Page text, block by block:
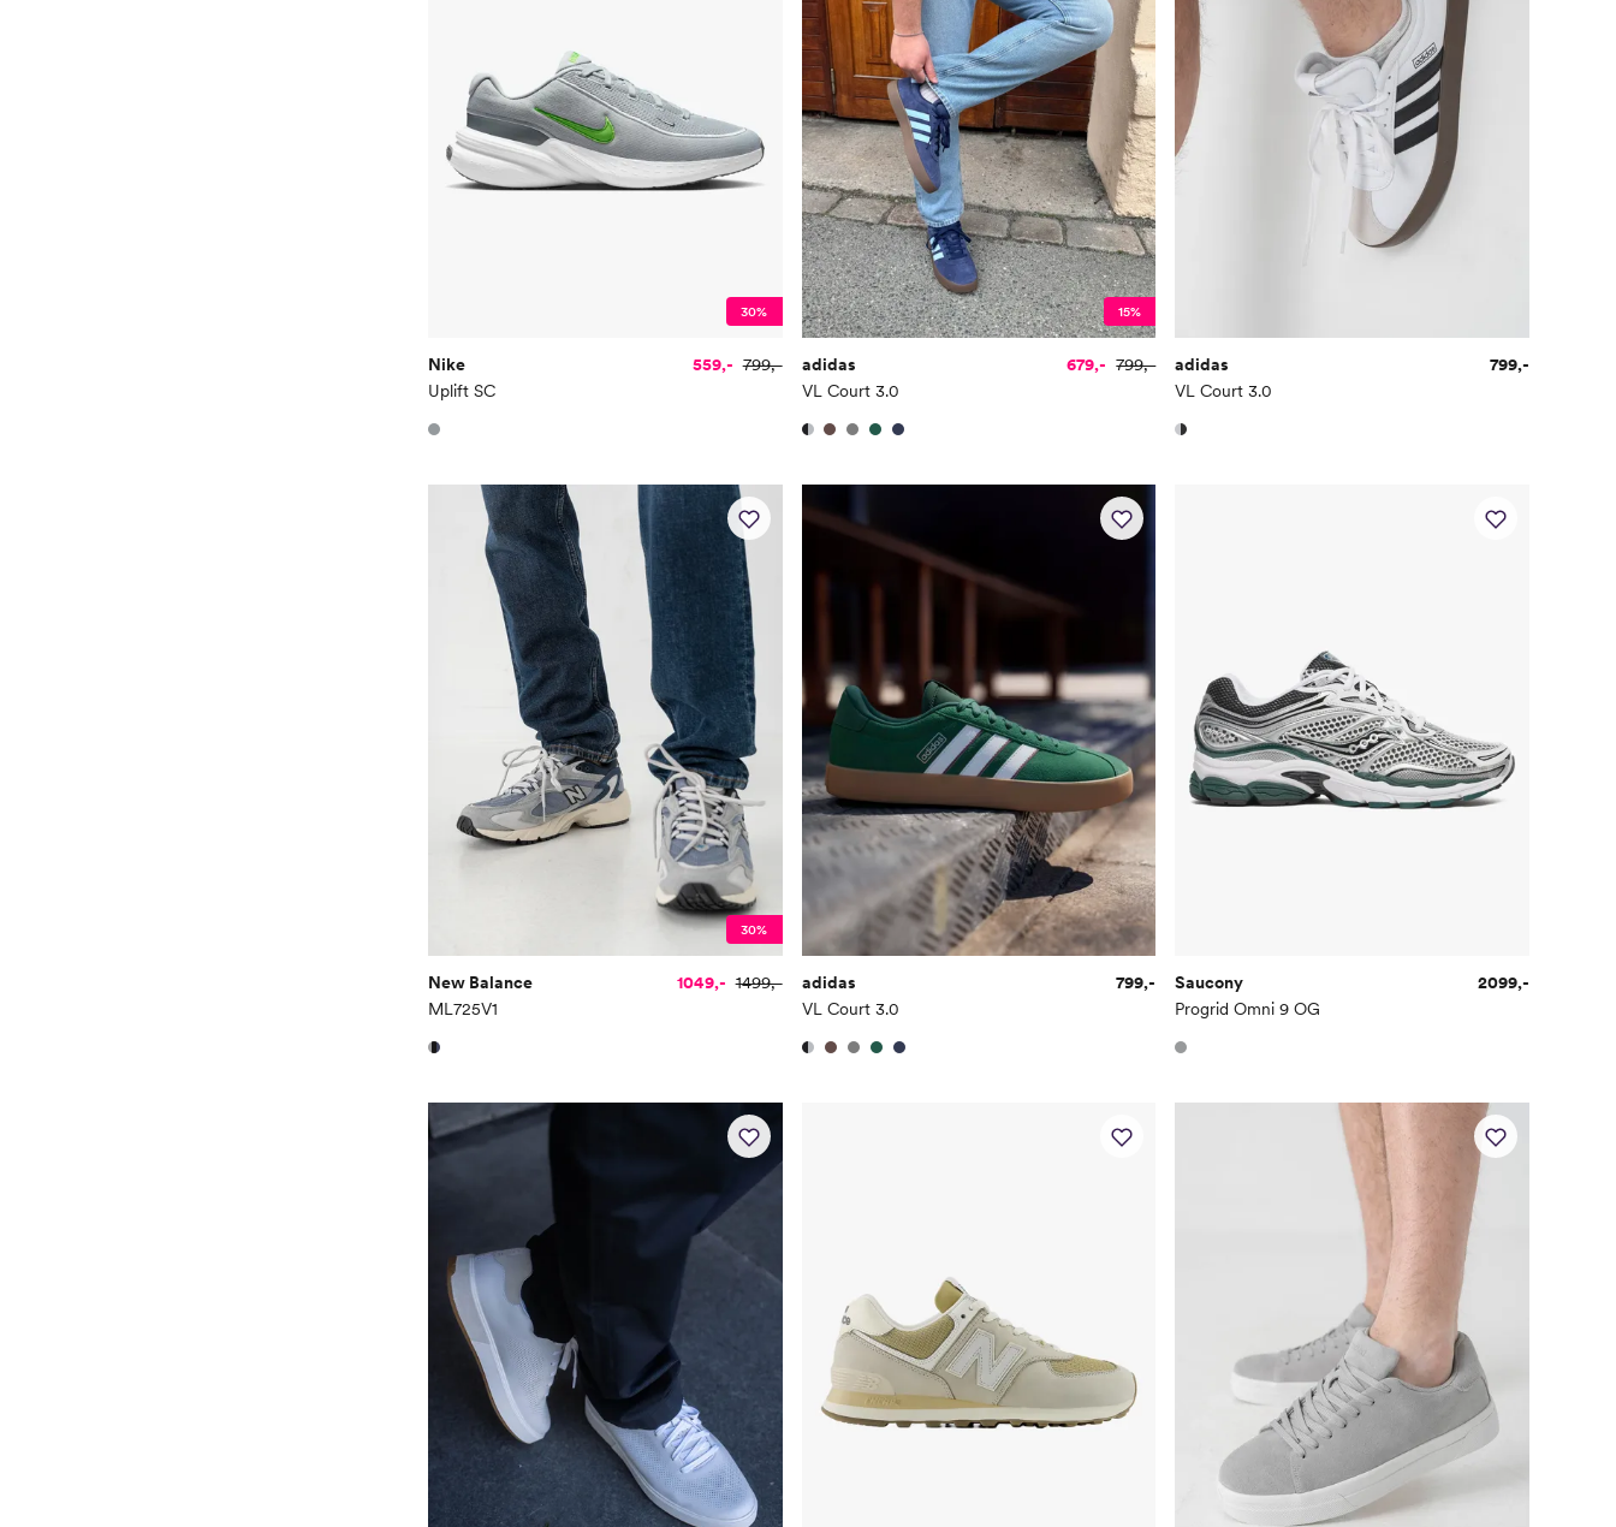
30%
Nike
Uplift SC
559,- 799,-
15%
adidas
VL Court 3.0
679,- 799,-
adidas
VL Court 3.0
799,-
30%
New Balance
ML725V1
1049,- 1499,-
adidas
VL Court 3.0
799,-
Saucony
Progrid Omni 9 OG
2099,-